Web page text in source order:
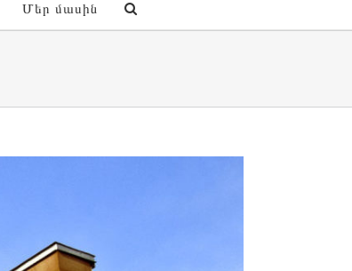
Մեր մասին